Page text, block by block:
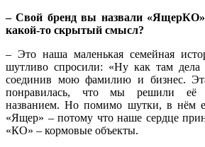
– Свой бренд вы назвали
какой‑то скрытый смысл?
– Это наша маленькая семейная
шутливо спросили: «Ну как там дела
соединив мою фамилию и бизнес.
понравилась, что мы решили её
названием. Но помимо шутки, в нём
«Ящер» – потому что наше сердце
«КО» – кормовые объекты.